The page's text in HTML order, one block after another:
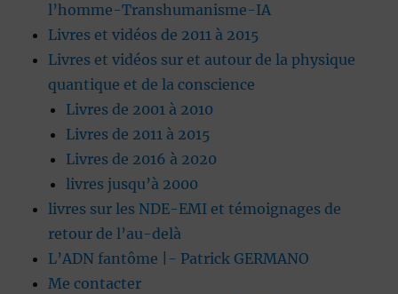
l’homme-Transhumanisme-IA
Livres et vidéos de 2011 à 2015
Livres et vidéos sur et autour de la physique
quantique et de la conscience
Livres de 2001 à 2010
Livres de 2011 à 2015
Livres de 2016 à 2020
livres jusqu’à 2000
livres sur les NDE-EMI et témoignages de
retour de l’au-delà
L’ADN fantôme |- Patrick GERMANO
Me contacter